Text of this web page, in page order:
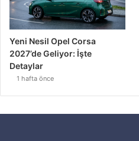
Yeni Nesil Opel Corsa
2027’de Geliyor: İşte
Detaylar
1 hafta önce